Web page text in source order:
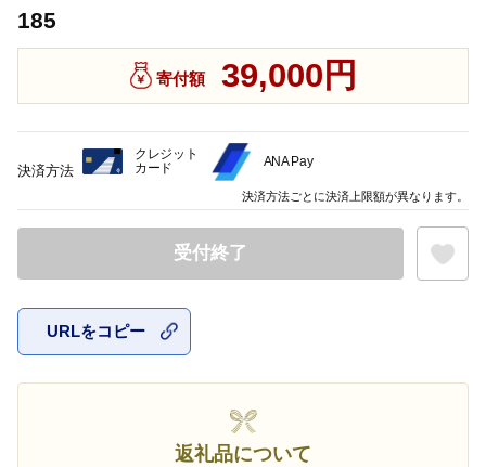
185
寄付額 39,000円
受付終了
URLをコピー
返礼品について
決済方法
クレジット
カード
ANA Pay
決済方法ごとに決済上限額が異なります。